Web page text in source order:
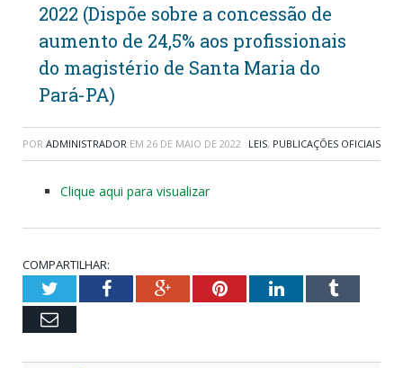
2022 (Dispõe sobre a concessão de
aumento de 24,5% aos profissionais
do magistério de Santa Maria do
Pará-PA)
POR ADMINISTRADOR EM 26 DE MAIO DE 2022 LEIS, PUBLICAÇÕES OFICIAIS
Clique aqui para visualizar
COMPARTILHAR:
TwitterFacebookGoogle+PinterestLinkedInTumblr
Email